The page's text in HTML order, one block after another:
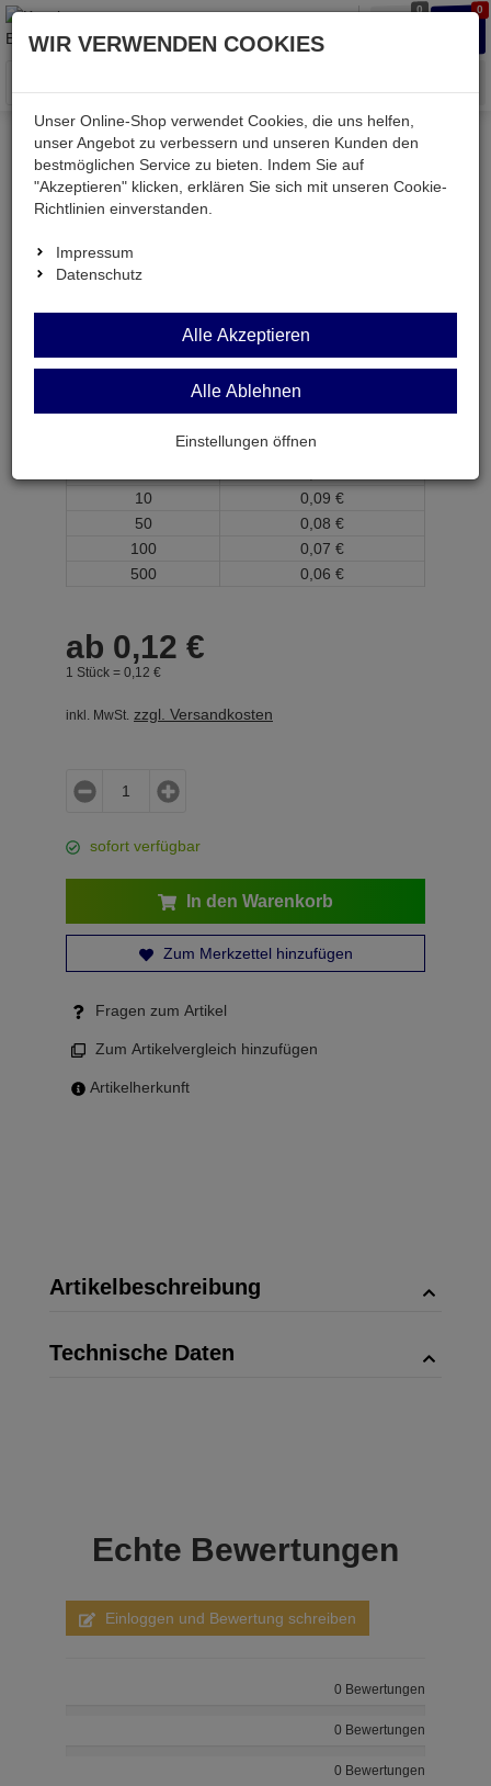
0 0
Menü
Weiter einkaufen Kessler electronic
passiv
Kondensatoren
KER 1,0N 500V R5
KER 1,0N 500V R5
Keramikkondensator 1000pF 500V RM5,08mm
ab Menge
Preis je Stück
10
0, 09 €
50
0, 08 €
100
0, 07 €
500
0, 06 €
ab 0,12 €
1 Stück = 0, 12 €
inkl. MwSt. zzgl. Versandkosten
sofort verfügbar
In den Warenkorb
Zum Merkzettel hinzufügen
Fragen zum Artikel
Zum Artikelvergleich hinzufügen
Artikelherkunft
Artikelbeschreibung
Technische Daten
Echte Bewertungen
Einloggen und Bewertung schreiben
0 Bewertungen
0 Bewertungen
0 Bewertungen
WIR VERWENDEN COOKIES
Unser Online-Shop verwendet Cookies, die uns helfen,
unser Angebot zu verbessern und unseren Kunden den
bestmöglichen Service zu bieten. Indem Sie auf
"Akzeptieren" klicken, erklären Sie sich mit unseren Cookie-
Richtlinien einverstanden.
Impressum
Datenschutz
Alle Akzeptieren
Alle Ablehnen
Einstellungen öffnen